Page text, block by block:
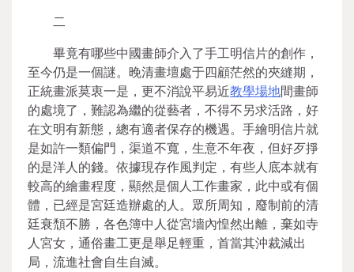
二
畢竟有哪些中國畫師介入了手工明信片的創作，
至今仍是一個謎。晚清畫壇處于四顧茫然的夾縫期，
正統畫派莫衷一是，更不消說平易近教學場地間畫師
的處境了，難認為繼的從藝者，不得不另求活路，好
在文明有新態，總有適者保存的機遇。手繪明信片就
是如許一類偏門，渠道不寬，生意不年夜，但好歹掙
的是洋人的錢。依據現存作風判定，有些人底本就有
較高的繪畫程度，顯然是個人工作畫家，此中或有個
體，已經是宮廷造辦處的人。眾所周知，廢制前的清
廷衰頹不勝，各色簿中人從宮墻內惶然出離，棄如寺
人宮女，通俗畫工更是舉足輕重，首當其沖裁減出
局，流進社會自生自滅。